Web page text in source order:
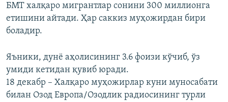
БМТ халқаро мигрантлар сонини 300 миллионга
етишини айтади. Ҳар саккиз муҳожирдан бири
боладир.
Яъники, дунё аҳолисининг 3.6 фоизи кўчиб, ўз
умиди кетидан қувиб юради.
18 декабр – Халқаро муҳожирлар куни муносабати
билан Озод Европа/Озодлик радиосининг турли